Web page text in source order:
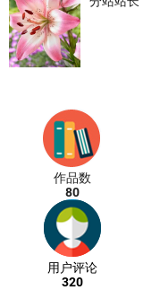
作品数
80
用户评论
320